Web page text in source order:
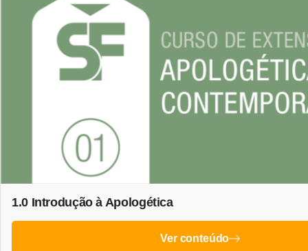
1.0 Introdução à Apologética
Ver conteúdo